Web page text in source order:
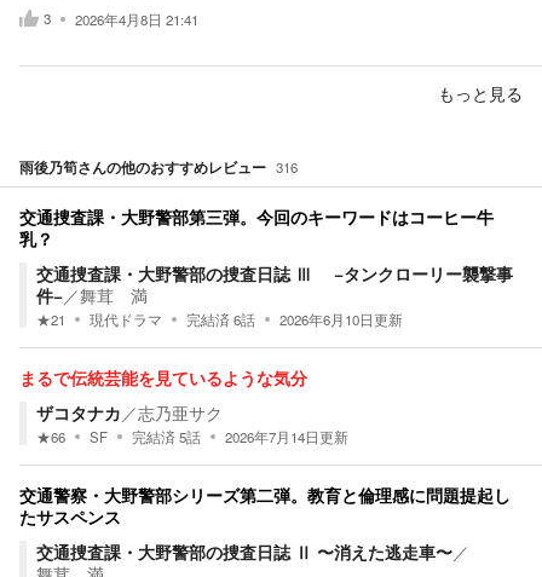
3 2026年4月8日 21:41
もっと見る
雨後乃筍さんの他のおすすめレビュー 316
交通捜査課・大野警部第三弾。今回のキーワードはコーヒー牛
乳？
交通捜査課・大野警部の捜査日誌 Ⅲ −タンクローリー襲撃事
件−／舞茸 満
★21 現代ドラマ 完結済6話 2026年6月10日更新
まるで伝統芸能を見ているような気分
ザコタナカ ／志乃亜サク
★66 SF 完結済5話 2026年7月14日更新
交通警察・大野警部シリーズ第二弾。教育と倫理感に問題提起し
たサスペンス
交通捜査課・大野警部の捜査日誌 Ⅱ 〜消えた逃走車〜／